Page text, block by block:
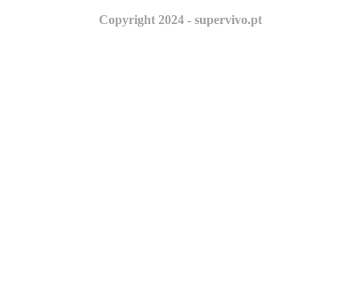
Copyright 2024 - supervivo.pt